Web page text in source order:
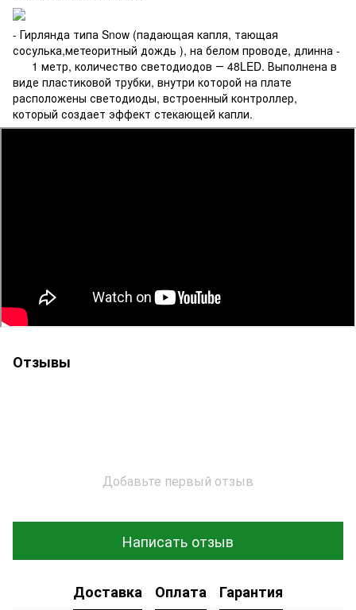
- Гирлянда типа Snow (падающая капля, тающая
сосулька,метеоритный дождь ), на белом проводе, длинна -
1 метр, количество светодиодов ― 48LED. Выполнена в
виде пластиковой трубки, внутри которой на плате
расположены светодиоды, встроенный контроллер,
который создает эффект стекающей капли.
Отзывы
Добавьте первый отзыв
Написать отзыв
Доставка Оплата Гарантия